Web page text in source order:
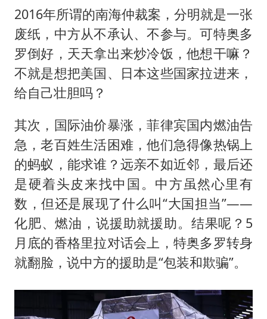
2016年所谓的南海仲裁案，分明就是一张
废纸，中方从不承认、不参与。可特奥多
罗倒好，天天拿出来炒冷饭，他想干嘛？
不就是想把美国、日本这些国家拉进来，
给自己壮胆吗？
其次，国际油价暴涨，菲律宾国内燃油告
急，老百姓生活困难，他们急得像热锅上
的蚂蚁，能求谁？远亲不如近邻，最后还
是硬着头皮来找中国。中方虽然心里有
数，但还是展现了什么叫“大国担当”——
化肥、燃油，说援助就援助。结果呢？5
月底的香格里拉对话会上，特奥多罗转身
就翻脸，说中方的援助是“包装和欺骗”。